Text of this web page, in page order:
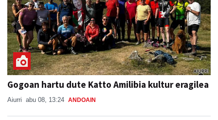
Gogoan hartu dute Katto Amilibia kultur eragilea
Aiurri abu 08, 13:24 ANDOAIN